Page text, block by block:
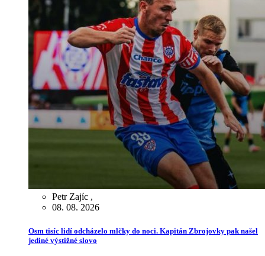
Petr Zajíc ,
08. 08. 2026
Osm tisíc lidí odcházelo mlčky do noci. Kapitán Zbrojovky pak našel
jediné výstižné slovo